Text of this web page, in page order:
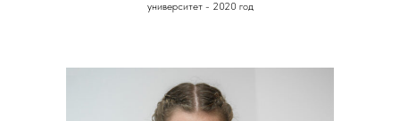
университет - 2020 год